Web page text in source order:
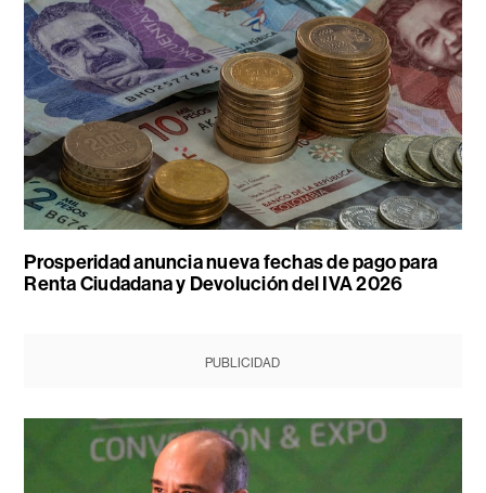
Prosperidad anuncia nueva fechas de pago para
Renta Ciudadana y Devolución del IVA 2026
PUBLICIDAD